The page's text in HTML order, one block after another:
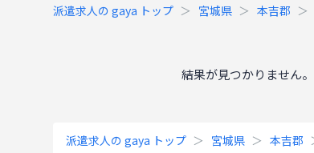
派遣求人の gaya トップ 宮城県 本吉郡
結果が見つかりません。
派遣求人の gaya トップ 宮城県 本吉郡